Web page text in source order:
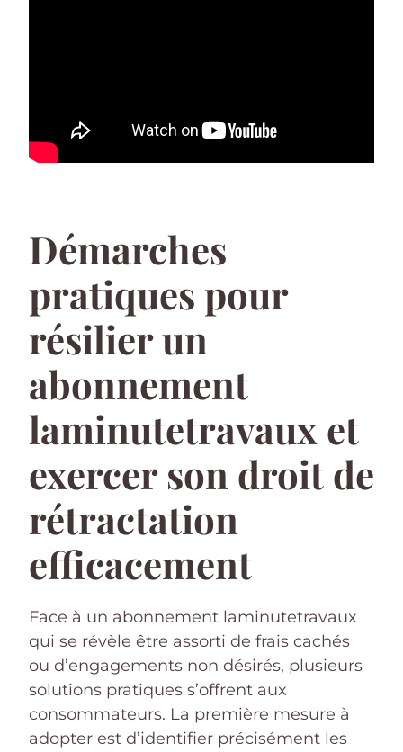
Démarches
pratiques pour
résilier un
abonnement
laminutetravaux et
exercer son droit de
rétractation
efficacement
Face à un abonnement laminutetravaux
qui se révèle être assorti de frais cachés
ou d’engagements non désirés, plusieurs
solutions pratiques s’offrent aux
consommateurs. La première mesure à
adopter est d’identifier précisément les